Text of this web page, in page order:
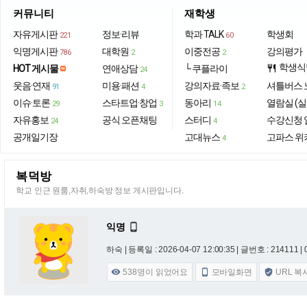
커뮤니티
자유게시판 221
익명게시판 786
HOT 게시물
웃음·연재 91
이슈·토론 29
자유홍보 24
공개일기장
정보·리뷰
대학원 2
연애상담 24
미용·패션 4
스타트업·창업 3
공식 오픈채팅
재학생
학과 TALK 60
이중전공 2
└ 쿠플라이
강의자료·족보 2
동아리 14
스터디 4
고대뉴스 4
학생회
강의평가
restaurant 학생
셔틀버스
열람실 (
수강신청
고파스 위
복덕방
학교 인근 원룸,자취,하숙방 정보 게시판입니다.
익명 
하숙 | 등록일 : 2026-04-07 12:00:35 | 글번호 : 214111 |
 538명이 읽었어요  모바일화면  URL 복